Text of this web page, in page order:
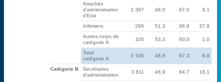
Attachés
d'administration
d'Etat
2 387 48,0 67,0 8,1
Infirmiers 286 51,3 96,9
37,8
Autres corps de
catégorie A
105 53,3 60,0 1,0
Total
catégorie A
3 106 48,8 67,3 9,8
Catégorie B
Secrétaires
d'administration
3 811 46,9 84,7 16,1